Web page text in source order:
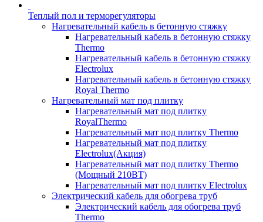
Теплый пол и терморегуляторы
Нагревательный кабель в бетонную стяжку
Нагревательный кабель в бетонную стяжку
Thermo
Нагревательный кабель в бетонную стяжку
Electrolux
Нагревательный кабель в бетонную стяжку
Royal Thermo
Нагревательный мат под плитку
Нагревательный мат под плитку
RoyalThermo
Нагревательный мат под плитку Thermo
Нагревательный мат под плитку
Electrolux(Акция)
Нагревательный мат под плитку Thermo
(Мощный 210ВТ)
Нагревательный мат под плитку Electrolux
Электрический кабель для обогрева труб
Электрический кабель для обогрева труб
Thermo